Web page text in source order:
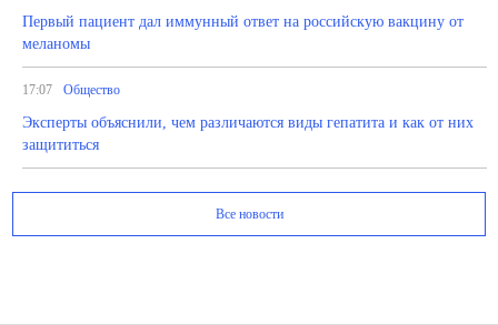
Первый пациент дал иммунный ответ на российскую вакцину от
меланомы
17:07 Общество
Эксперты объяснили, чем различаются виды гепатита и как от них
защититься
Все новости